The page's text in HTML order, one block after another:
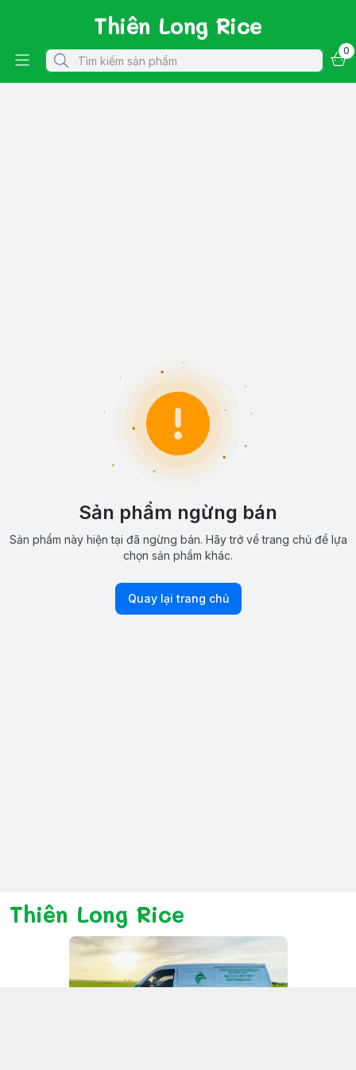
Thiên Long Rice
0
Sản phẩm ngừng bán
Sản phẩm này hiện tại đã ngừng bán. Hãy trở về trang chủ để lựa
chọn sản phẩm khác.
Quay lại trang chủ
Thiên Long Rice